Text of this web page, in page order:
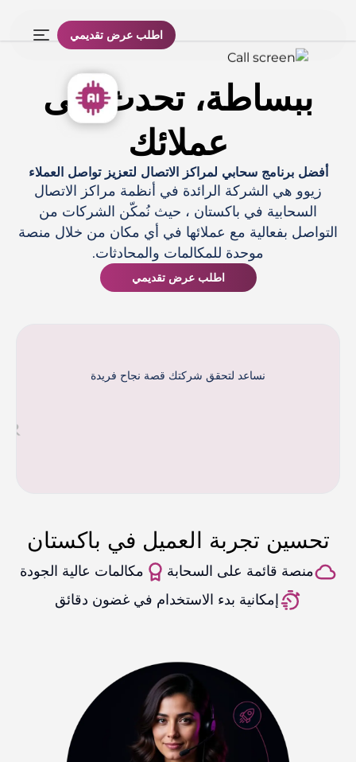
اطلب عرض تقديمي
ببساطة، تحدث إلى
عملائك
أفضل برنامج سحابي لمراكز الاتصال لتعزيز تواصل العملاء
زيوو هي الشركة الرائدة في أنظمة مراكز الاتصال
السحابية في باكستان ، حيث نُمكّن الشركات من
التواصل بفعالية مع عملائها في أي مكان من خلال منصة
موحدة للمكالمات والمحادثات.
اطلب عرض تقديمي
نساعد لتحقق شركتك قصة نجاح فريدة
تحسين تجربة العميل في باكستان
منصة قائمة على السحابة
مكالمات عالية الجودة
إمكانية بدء الاستخدام في غضون دقائق